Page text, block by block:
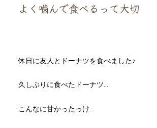
よく噛んで食べるって大切
休日に友人とドーナツを食べました♪
久しぶりに食べたドーナツ…
こんなに甘かったっけ…